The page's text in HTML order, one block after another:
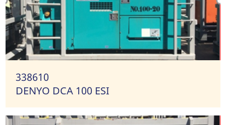
338610
DENYO DCA 100 ESI